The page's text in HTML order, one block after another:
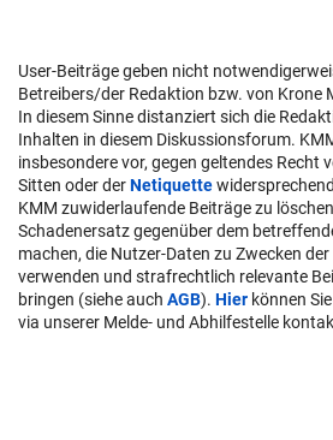
User-Beiträge geben nicht
Betreibers/der Redaktion bzw. von Krone
In diesem Sinne distanziert sich die
Inhalten in diesem Diskussionsforum.
insbesondere vor, gegen geltendes Recht
Sitten oder derNetiquette
KMM zuwiderlaufende Beiträge zu
Schadenersatz gegenüber dem
machen, die Nutzer-Daten zu Zwecken
verwenden und strafrechtlich relevante
bringen (siehe auch AGB). Hier können
via unserer Melde- und Abhilfestelle